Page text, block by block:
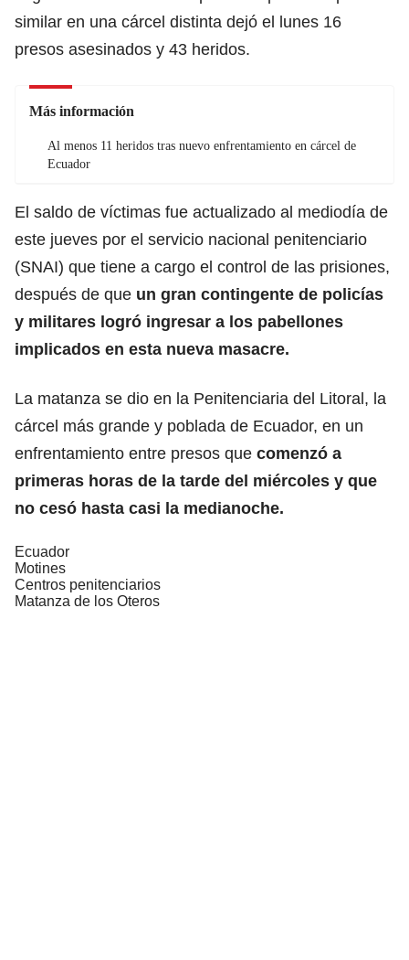
similar en una cárcel distinta dejó el lunes 16
presos asesinados y 43 heridos.
Más información
Al menos 11 heridos tras nuevo enfrentamiento en cárcel de
Ecuador
El saldo de víctimas fue actualizado al mediodía de
este jueves por el servicio nacional penitenciario
(SNAI) que tiene a cargo el control de las prisiones,
después de que un gran contingente de policías
y militares logró ingresar a los pabellones
implicados en esta nueva masacre.
La matanza se dio en la Penitenciaria del Litoral, la
cárcel más grande y poblada de Ecuador, en un
enfrentamiento entre presos que comenzó a
primeras horas de la tarde del miércoles y que
no cesó hasta casi la medianoche.
Ecuador
Motines
Centros penitenciarios
Matanza de los Oteros